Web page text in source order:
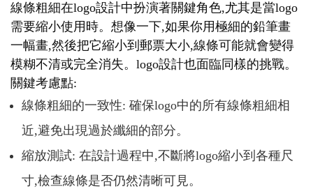
線條粗細在logo設計中扮演著關鍵角色,尤其是當logo
需要縮小使用時。想像一下,如果你用極細的鉛筆畫
一幅畫,然後把它縮小到郵票大小,線條可能就會變得
模糊不清或完全消失。logo設計也面臨同樣的挑戰。
關鍵考慮點:
線條粗細的一致性: 確保logo中的所有線條粗細相
近,避免出現過於纖細的部分。
縮放測試: 在設計過程中,不斷將logo縮小到各種尺
寸,檢查線條是否仍然清晰可見。